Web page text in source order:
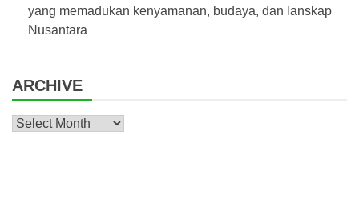
yang memadukan kenyamanan, budaya, dan lanskap
Nusantara
ARCHIVE
Archive